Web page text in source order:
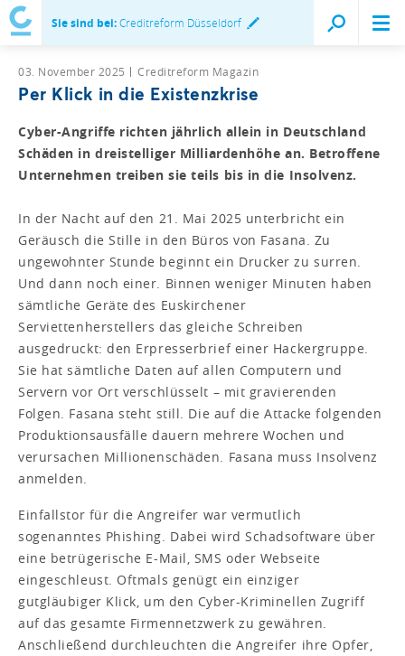
Sie sind bei:Creditreform Düsseldorf
03. November 2025 Creditreform Magazin
Per Klick in die Existenzkrise
Cyber-Angriffe richten jährlich allein in Deutschland
Schäden in dreistelliger Milliardenhöhe an. Betroffene
Unternehmen treiben sie teils bis in die Insolvenz.
In der Nacht auf den 21. Mai 2025 unterbricht ein
Geräusch die Stille in den Büros von Fasana. Zu
ungewohnter Stunde beginnt ein Drucker zu surren.
Und dann noch einer. Binnen weniger Minuten haben
sämtliche Geräte des Euskirchener
Serviettenherstellers das gleiche Schreiben
ausgedruckt: den Erpresserbrief einer Hackergruppe.
Sie hat sämtliche Daten auf allen Computern und
Servern vor Ort verschlüsselt – mit gravierenden
Folgen. Fasana steht still. Die auf die Attacke folgenden
Produktionsausfälle dauern mehrere Wochen und
verursachen Millionenschäden. Fasana muss Insolvenz
anmelden.
Einfallstor für die Angreifer war vermutlich
sogenanntes Phishing. Dabei wird Schadsoftware über
eine betrügerische E-Mail, SMS oder Webseite
eingeschleust. Oftmals genügt ein einziger
gutgläubiger Klick, um den Cyber-Kriminellen Zugriff
auf das gesamte Firmennetzwerk zu gewähren.
Anschließend durchleuchten die Angreifer ihre Opfer,